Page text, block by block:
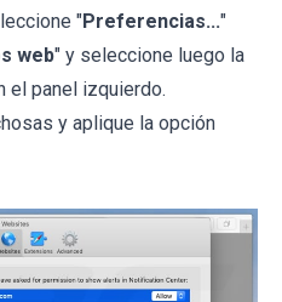
"Preferencias..."
web" y seleccione luego la
el panel izquierdo.
y aplique la opción